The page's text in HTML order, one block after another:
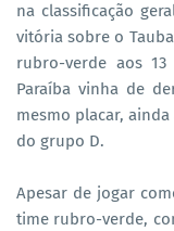
na classificação
vitória sobre o
rubro-verde aos
Paraíba vinha de
mesmo placar,
do grupo D.
Apesar de jogar
time rubro-verde,